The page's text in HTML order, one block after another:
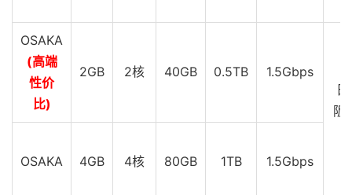
OSAKA
(高端
性价
比)
2GB 2核 40GB 0.5TB
1.5Gbps
阪
OSAKA
4GB 4核 80GB 1TB 1.5Gbps